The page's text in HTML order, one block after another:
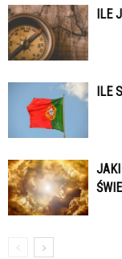
ILE
ILE